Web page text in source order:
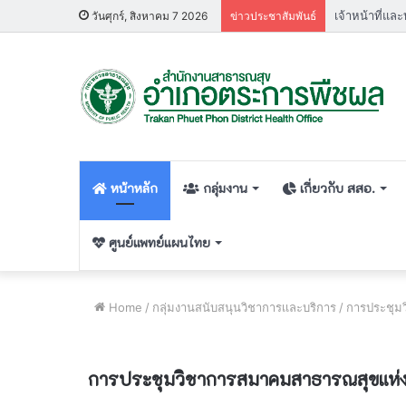
วันศุกร์, สิงหาคม 7 2026 ข่าวประชาสัมพันธ์
หน้าหลัก กลุ่มงาน เกี่ยวกับ สสอ.
ศูนย์แพทย์แผนไทย
Home / กลุ่มงานสนับสนุนวิชาการเเละบริการ / การประชุ
การประชุมวิชาการสมาคมสาธารณสุขแห่